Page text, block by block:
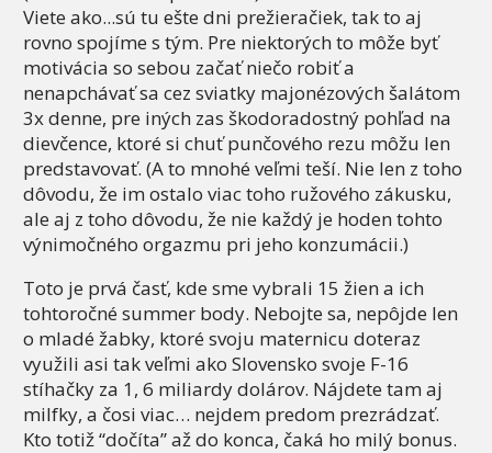
Viete ako...sú tu ešte dni prežieračiek, tak to aj
rovno spojíme s tým. Pre niektorých to môže byť
motivácia so sebou začať niečo robiť a
nenapchávať sa cez sviatky majonézových šalátom
3x denne, pre iných zas škodoradostný pohľad na
dievčence, ktoré si chuť punčového rezu môžu len
predstavovať. (A to mnohé veľmi teší. Nie len z toho
dôvodu, že im ostalo viac toho ružového zákusku,
ale aj z toho dôvodu, že nie každý je hoden tohto
výnimočného orgazmu pri jeho konzumácii.)
Toto je prvá časť, kde sme vybrali 15 žien a ich
tohtoročné summer body. Nebojte sa, nepôjde len
o mladé žabky, ktoré svoju maternicu doteraz
využili asi tak veľmi ako Slovensko svoje F-16
stíhačky za 1, 6 miliardy dolárov. Nájdete tam aj
milfky, a čosi viac… nejdem predom prezrádzať.
Kto totiž “dočíta” až do konca, čaká ho milý bonus.